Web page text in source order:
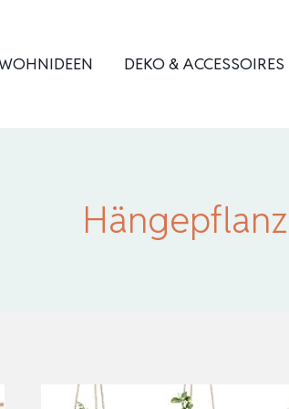
DEKO & ACCESSOIRES